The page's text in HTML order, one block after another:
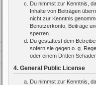
Du nimmst zur Kenntnis,
Inhalte von Beiträgen
nicht zur Kenntnis
Benutzerkonto, Beiträge
sperren.
Du gestattest dem
sofern sie gegen o. g.
oder einem Dritten
4. General Public License
Du nimmst zur Kenntnis,